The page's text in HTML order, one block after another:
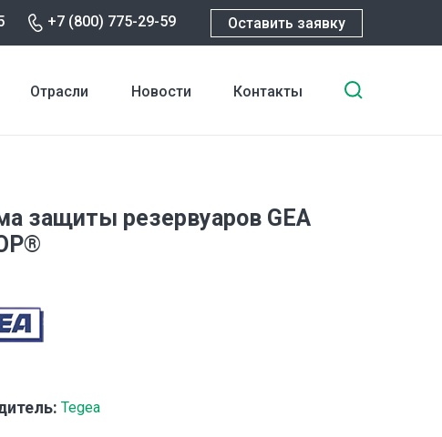
+7 (800) 775-29-59 Оставить заявку
Отрасли Новости Контакты
защиты резервуаров GEA
Tegea